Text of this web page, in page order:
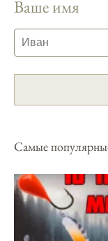
Прогноз
рыбы.
Ваше имя
Самые